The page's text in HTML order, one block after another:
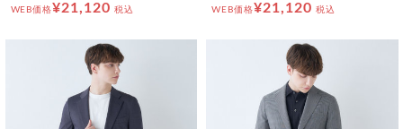
WEB価格¥21,120 税込 WEB価格¥21,120 税込